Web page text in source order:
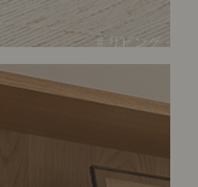
# リビング